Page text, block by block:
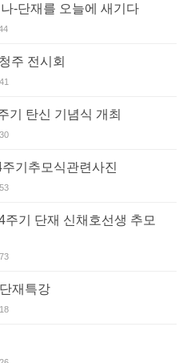
-단재를 오늘에 새기다
주 전시회
기 탄신 기념식 개최
기추모식관련사진
기 단재 신채호선생 추모
재특강